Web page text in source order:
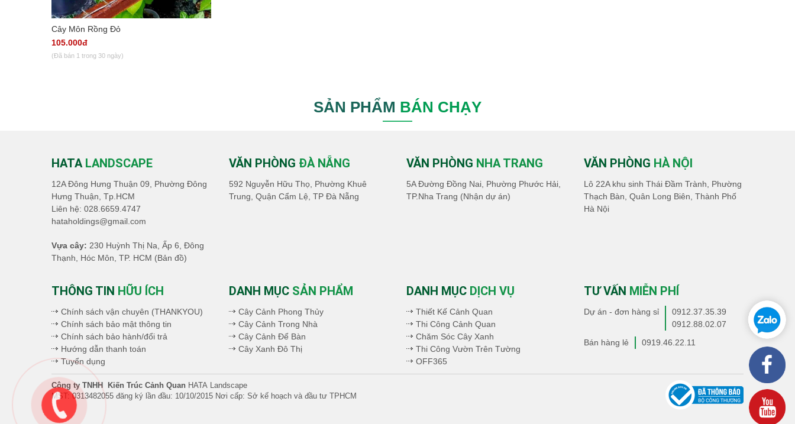
Cây Môn Rồng Đỏ
105.000đ
(Đã bán 1 trong 30 ngày)
SẢN PHẨM BÁN CHẠY
HATA LANDSCAPE
12A Đông Hưng Thuận 09, Phường Đông
Hưng Thuận, Tp.HCM
Liên hệ: 028.6659.4747
hataholdings@gmail.com
Vựa cây: 230 Huỳnh Thị Na, Ấp 6, Đông
Thạnh, Hóc Môn, TP. HCM (Bản đồ)
VĂN PHÒNG ĐÀ NẴNG
592 Nguyễn Hữu Thọ, Phường Khuê
Trung, Quận Cẩm Lệ, TP Đà Nẵng
VĂN PHÒNG NHA TRANG
5A Đường Đồng Nai, Phường Phước Hải,
TP.Nha Trang (Nhận dự án)
VĂN PHÒNG HÀ NỘI
Lô 22A khu sinh Thái Đầm Trành, Phường
Thạch Bàn, Quân Long Biên, Thành Phố
Hà Nội
THÔNG TIN HỮU ÍCH
Chính sách vận chuyên (THANKYOU)
Chính sách bảo mật thông tin
Chính sách bảo hành/đổi trả
Hướng dẫn thanh toán
Tuyển dụng
DANH MỤC SẢN PHẨM
Cây Cảnh Phong Thủy
Cây Cảnh Trong Nhà
Cây Cảnh Để Bàn
Cây Xanh Đô Thị
DANH MỤC DỊCH VỤ
Thiết Kế Cảnh Quan
Thi Công Cảnh Quan
Chăm Sóc Cây Xanh
Thi Công Vườn Trên Tường
OFF365
TƯ VẤN MIỄN PHÍ
Dự án - đơn hàng sỉ
0912.37.35.39
0912.88.02.07
Bán hàng lẻ
0919.46.22.11
Công ty TNHH Kiến Trúc Cảnh Quan HATA Landscape
MST: 0313482055 đăng ký lần đầu: 10/10/2015 Nơi cấp: Sở kế hoạch và đầu tư TPHCM